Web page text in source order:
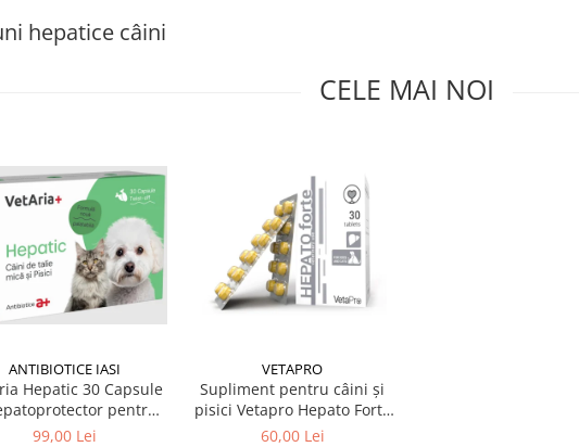
hepatice câini
CELE MAI NOI
ANTIBIOTICE IASI
Hepatic 30 Capsule
pentru
și Câini de Talie Mică
99,00 Lei
VETAPRO
Supliment pentru câini și
pisici Vetapro Hepato Forte
30 tablete
60,00 Lei